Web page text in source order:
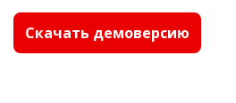
Скачать демоверсию